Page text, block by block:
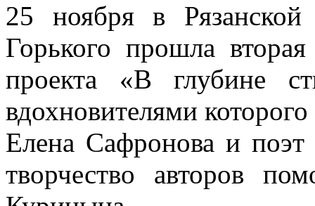
25 ноября в Рязанской
Горького прошла вторая
проекта «В глубине
вдохновителями
Елена Сафронова и поэт
творчество авторов